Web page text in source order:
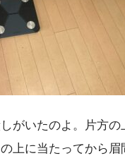
がいたのよ。片方
上に当たってから眉